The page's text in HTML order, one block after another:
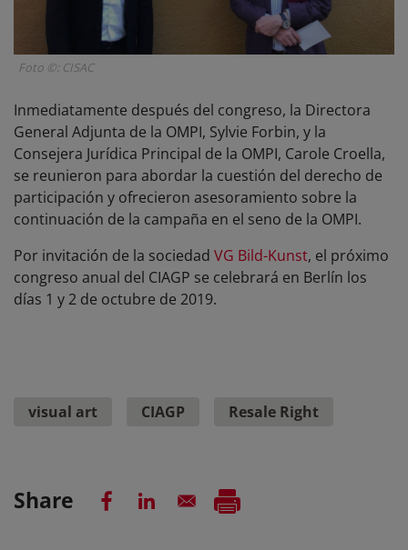
Foto ©: CISAC
Inmediatamente después del congreso, la Directora
General Adjunta de la OMPI, Sylvie Forbin, y la
Consejera Jurídica Principal de la OMPI, Carole Croella,
se reunieron para abordar la cuestión del derecho de
participación y ofrecieron asesoramiento sobre la
continuación de la campaña en el seno de la OMPI.
Por invitación de la sociedad VG Bild-Kunst, el próximo
congreso anual del CIAGP se celebrará en Berlín los
días 1 y 2 de octubre de 2019.
visual art CIAGP Resale Right
Share